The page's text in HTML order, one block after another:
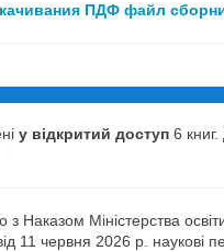
ПДФ файл
у відкритий доступ 6 книг.
з Наказом Міністерства
11 червня 2026 р. наукові